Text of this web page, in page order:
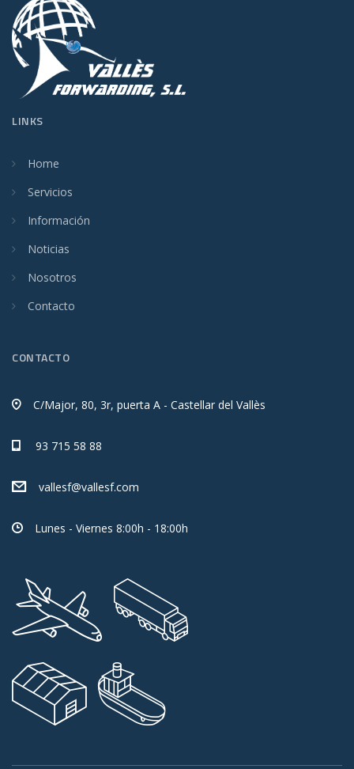
LINKS
Home
Servicios
Información
Noticias
Nosotros
Contacto
CONTACTO
C/Major, 80, 3r, puerta A - Castellar del Vallès
93 715 58 88
vallesf@vallesf.com
Lunes - Viernes 8:00h - 18:00h